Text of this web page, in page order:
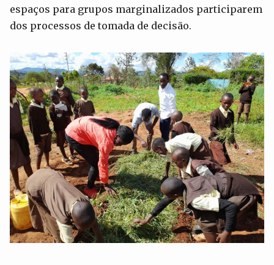
espaços para grupos marginalizados participarem
dos processos de tomada de decisão.